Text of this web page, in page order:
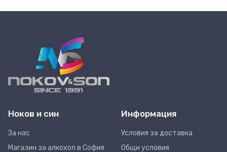
Ноков и син
За нас
Магазин за алкохол в София
Информация
Условия за доставка
Общи условия